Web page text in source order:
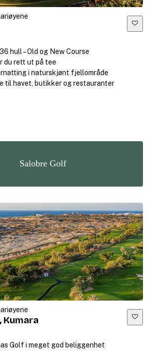
hull – Old og New Course
du rett ut på tee
i naturskjønt fjellområde
til havet, butikker og restauranter
Salobre Golf
Kumara
Golf i meget god beliggenhet